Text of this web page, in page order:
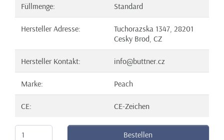
Füllmenge: Standard
Hersteller Adresse:
Tuchorazska 1347, 28201
Cesky Brod, CZ
Hersteller Kontakt: info@buttner.cz
Marke: Peach
CE: CE-Zeichen
Bestellen